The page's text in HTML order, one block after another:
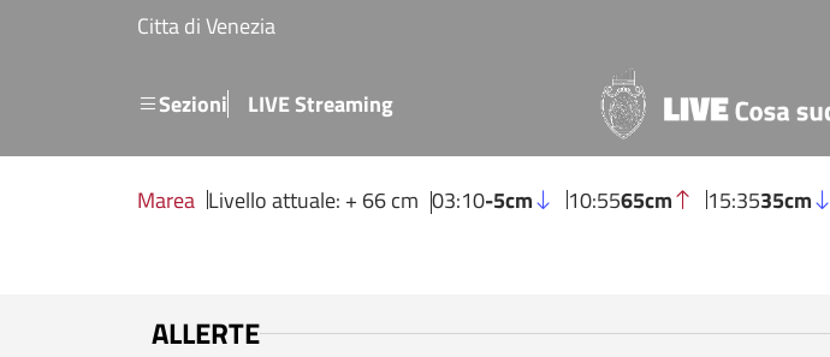
Salta al contenuto principale
Citta di Venezia
SezioniMenu secondario
LIVE Streaming
Marea Livello attuale: + 66 cm 03:10-5cm 10:5565cm 15:3535cm
ALLERTE